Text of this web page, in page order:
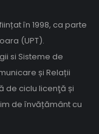
în 1998, ca parte
(UPT).
si Sisteme de
și Relații
de ciclu licenţă și
de învățământ cu